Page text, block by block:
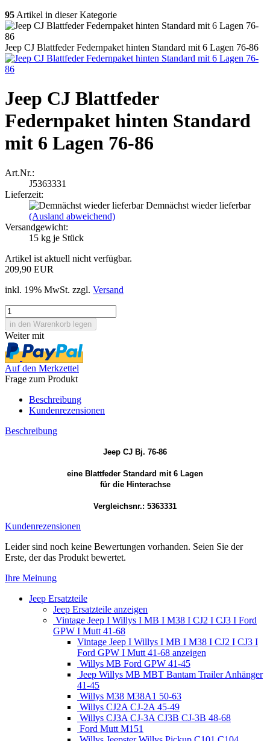
95 Artikel in dieser Kategorie
Jeep CJ Blattfeder Federnpaket hinten Standard mit 6 Lagen 76-86
Jeep CJ Blattfeder
Federnpaket hinten Standard
mit 6 Lagen 76-86
Art.Nr.:
J5363331
Lieferzeit:
Demnächst wieder lieferbar
(Ausland abweichend)
Versandgewicht:
15 kg je Stück
Artikel ist aktuell nicht verfügbar.
209,90 EUR
inkl. 19% MwSt. zzgl. Versand
Weiter mit
Auf den Merkzettel
Frage zum Produkt
Beschreibung
Kundenrezensionen
Beschreibung
Jeep CJ Bj. 76-86
eine Blattfeder Standard mit 6 Lagen
für die Hinterachse
Vergleichsnr.: 5363331
Kundenrezensionen
Leider sind noch keine Bewertungen vorhanden. Seien Sie der
Erste, der das Produkt bewertet.
Ihre Meinung
Jeep Ersatzteile
Jeep Ersatzteile anzeigen
Vintage Jeep I Willys I MB I M38 I CJ2 I CJ3 I Ford
GPW I Mutt 41-68
Vintage Jeep I Willys I MB I M38 I CJ2 I CJ3 I
Ford GPW I Mutt 41-68 anzeigen
Willys MB Ford GPW 41-45
Jeep Willys MB MBT Bantam Trailer Anhänger
41-45
Willys M38 M38A1 50-63
Willys CJ2A CJ-2A 45-49
Willys CJ3A CJ-3A CJ3B CJ-3B 48-68
Ford Mutt M151